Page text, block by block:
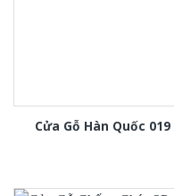
Cửa Gỗ Hàn Quốc 019